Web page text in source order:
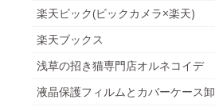
楽天ビック(ビックカメラ×楽天)
楽天ブックス
浅草の招き猫専門店オルネコイデ
液晶保護フィルムとカバーケース卸